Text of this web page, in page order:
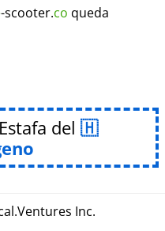
-scooter.co queda
del
.Ventures Inc.